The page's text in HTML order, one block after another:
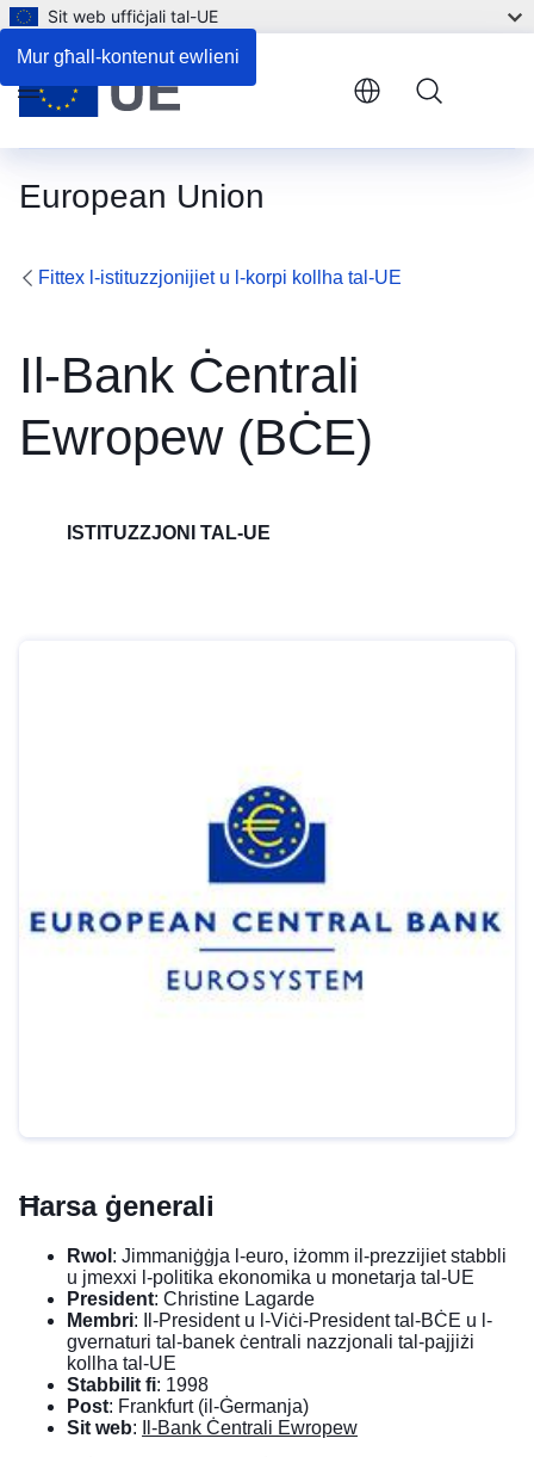
Mur għall-kontenut ewlieni
Sit web uffiċjali tal-UE
European Union
Menu
Fittex l-istituzzjonijiet u l-korpi kollha tal-UE
Il-Bank Ċentrali
Ewropew (BĊE)
ISTITUZZJONI TAL-UE
Kuntatt
Ħarsa ġenerali
Rwol : Jimmaniġġja l-euro, iżomm il-prezzijiet stabbli
u jmexxi l-politika ekonomika u monetarja tal-UE
President: Christine Lagarde
Membri: Il-President u l-Viċi-President tal-BĊE u l-
gvernaturi tal-banek ċentrali nazzjonali tal-pajjiżi
kollha tal-UE
Stabbilit fi: 1998
Post: Frankfurt (il-Ġermanja)
Sit web:
Il-Bank Ċentrali Ewropew